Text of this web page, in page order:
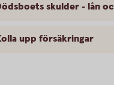
skulder - lån
upp försäkringar